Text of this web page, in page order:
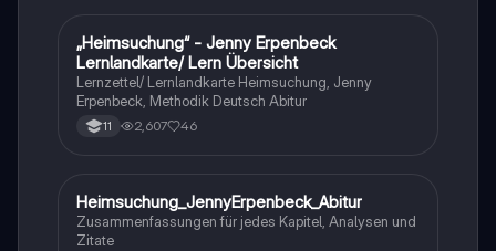
Deutsch
„Heimsuchung“ - Jenny Erpenbeck
Lernlandkarte/ Lern Übersicht
Lernzettel/ Lernlandkarte Heimsuchung, Jenny
Erpenbeck, Methodik Deutsch Abitur
11 2,607 46
Deutsch
Heimsuchung_JennyErpenbeck_Abitur
Zusammenfassungen für jedes Kapitel, Analysen und
Zitate